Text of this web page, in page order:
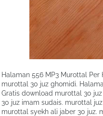
Halaman 556 MP3 Murottal Per
murottal 30 juz ghomidi.
Gratis download murottal 30
30 juz imam sudais. murottal
murottal syekh ali jaber 30 juz.